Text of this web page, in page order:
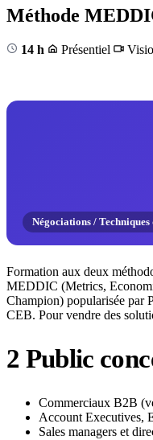
Méthode
14 h Présentiel Visio
Négociations / Techniques
Formation aux deux
MEDDIC (Metrics,
Champion) popularisée par
CEB. Pour vendre des
2 Public
Commerciaux B2B
Account Executives,
Sales managers et